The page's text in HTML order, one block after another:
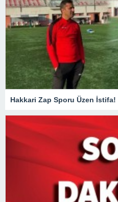
Hakkari Zap Sporu Üzen İstifa!